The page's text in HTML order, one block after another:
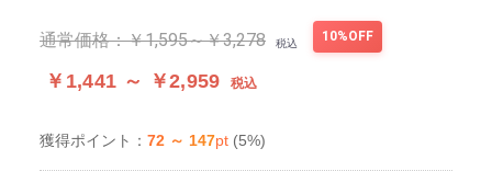
通常価格：￥1,595～￥3,278 税込 10%OFF
￥1,441 ～ ￥2,959 税込
獲得ポイント： 72 ～ 147pt (5%)